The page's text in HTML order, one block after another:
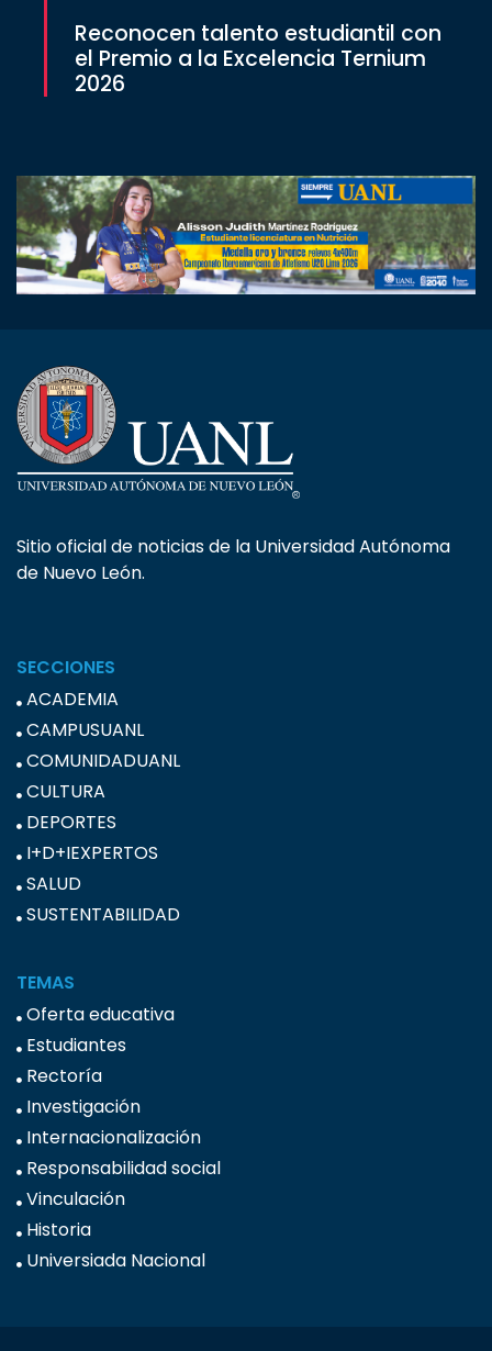
Reconocen talento estudiantil con
el Premio a la Excelencia Ternium
2026
Sitio oficial de noticias de la Universidad Autónoma
de Nuevo León.
SECCIONES
ACADEMIA
CAMPUSUANL
COMUNIDADUANL
CULTURA
DEPORTES
I+D+IEXPERTOS
SALUD
SUSTENTABILIDAD
TEMAS
Oferta educativa
Estudiantes
Rectoría
Investigación
Internacionalización
Responsabilidad social
Vinculación
Historia
Universiada Nacional